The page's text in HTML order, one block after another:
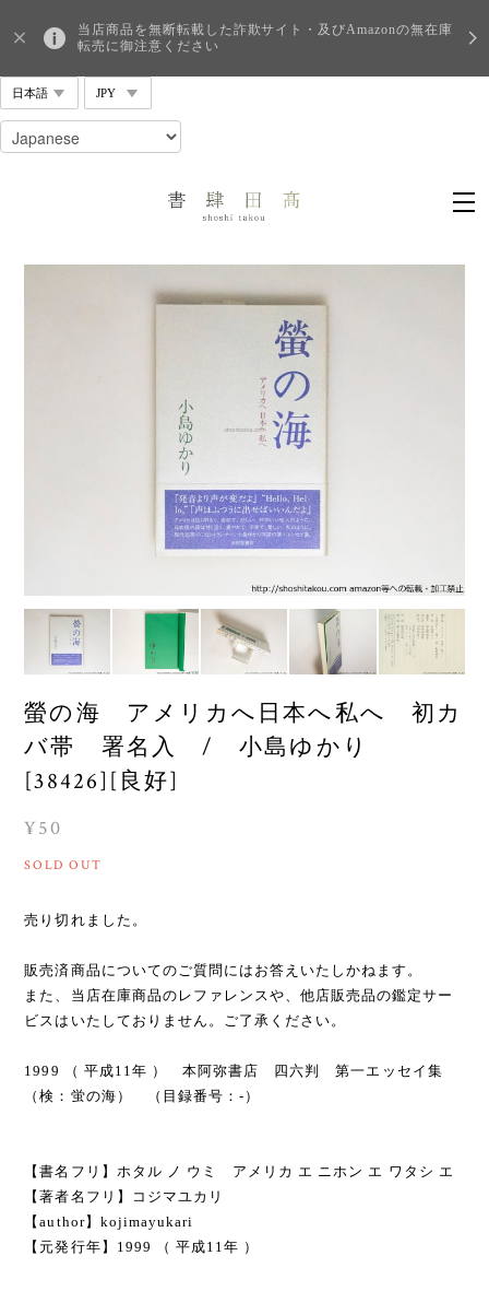
当店商品を無断転載した詐欺サイト・及びAmazonの無在庫
転売に御注意ください
螢の海 アメリカへ日本へ私へ 初カ
バ帯 署名入 / 小島ゆかり
[38426][良好]
¥50
SOLD OUT
売り切れました。
販売済商品についてのご質問にはお答えいたしかねます。
また、当店在庫商品のレファレンスや、他店販売品の鑑定サー
ビスはいたしておりません。ご了承ください。
1999 （ 平成11年 ） 本阿弥書店 四六判 第一エッセイ集
（検：蛍の海） （目録番号：-）
【書名フリ】ホタル ノ ウミ アメリカ エ ニホン エ ワタシ エ
【著者名フリ】コジマユカリ
【author】kojimayukari
【元発行年】1999 （ 平成11年 ）